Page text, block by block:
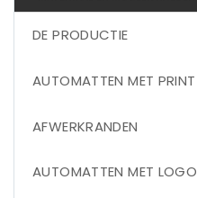
DE PRODUCTIE
AUTOMATTEN MET PRINT
AFWERKRANDEN
AUTOMATTEN MET LOGO